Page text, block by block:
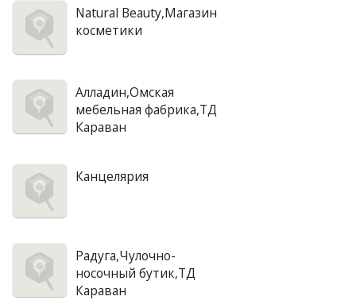
Natural Beauty,Магазин
косметики
Алладин,Омская
мебельная фабрика,ТД
Караван
Канцелярия
Радуга,Чулочно-
носочный бутик,ТД
Караван